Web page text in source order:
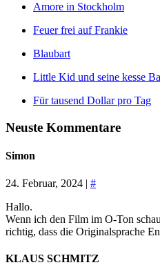
Amore in Stockholm
Feuer frei auf Frankie
Blaubart
Little Kid und seine kesse
Für tausend Dollar pro Tag
Neuste Kommentare
Simon
24. Februar, 2024 | #
Hallo.
Wenn ich den Film im O-Ton
richtig, dass die Originalsprache
KLAUS SCHMITZ